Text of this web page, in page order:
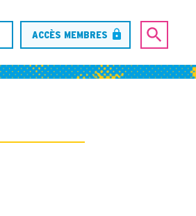
ACCÈS MEMBRES